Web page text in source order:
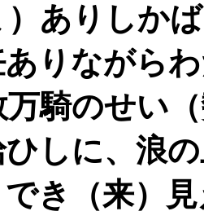
）ありしか
りながら
騎のせい
ひしに、浪
き（来）